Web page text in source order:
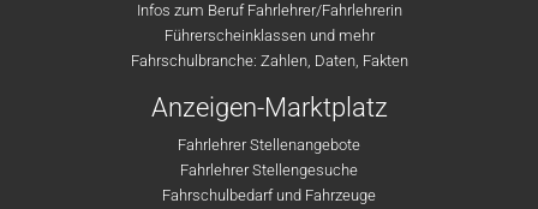
Infos zum Beruf Fahrlehrer/Fahrlehrerin
Führerscheinklassen und mehr
Fahrschulbranche: Zahlen, Daten, Fakten
Anzeigen-Marktplatz
Fahrlehrer Stellenangebote
Fahrlehrer Stellengesuche
Fahrschulbedarf und Fahrzeuge